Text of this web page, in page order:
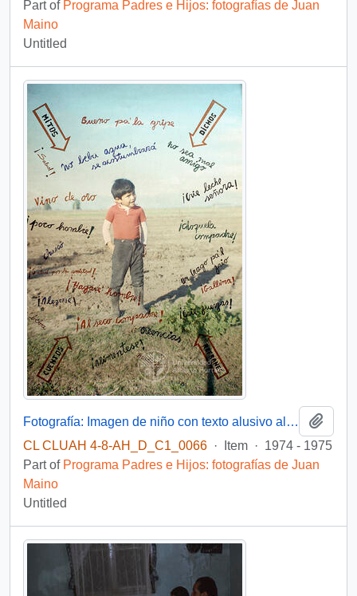
Part of Programa Padres e Hijos: fotografías de Juan
Maino
Untitled
Fotografía: Imagen de niño con texto alusivo al consumo de alcohol
CL CLUAH 4-8-AH_D_C1_0066 · Item · 1974 - 1975
Part of Programa Padres e Hijos: fotografías de Juan
Maino
Untitled